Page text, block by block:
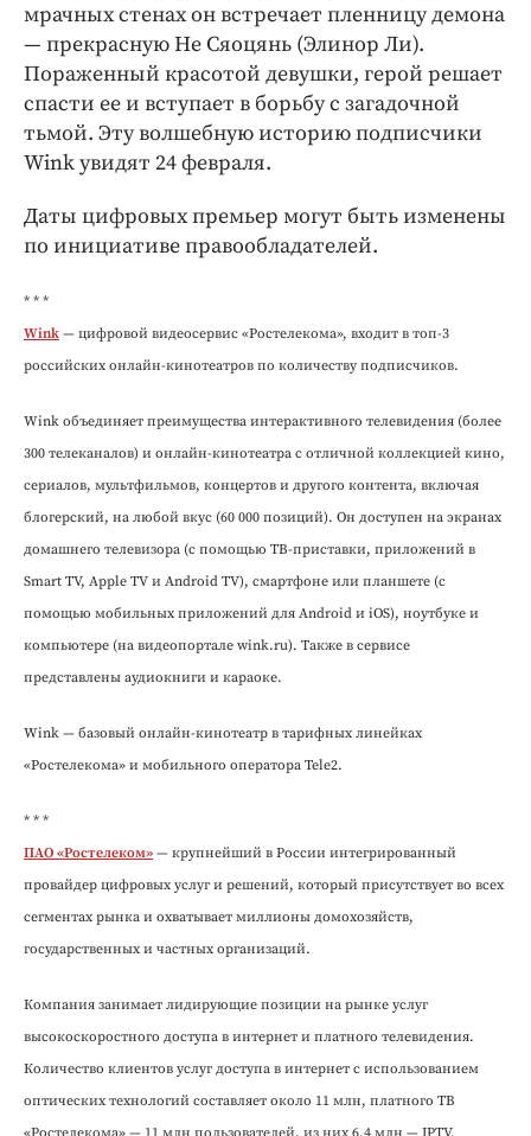
мрачных стенах он встречает пленницу демона
— прекрасную Не Сяоцянь (Элинор Ли).
Пораженный красотой девушки, герой решает
спасти ее и вступает в борьбу с загадочной
тьмой. Эту волшебную историю подписчики
Wink увидят 24 февраля.
Даты цифровых премьер могут быть изменены
по инициативе правообладателей.
* * *
Wink — цифровой видеосервис «Ростелекома», входит в топ-3
российских онлайн-кинотеатров по количеству подписчиков.
Wink объединяет преимущества интерактивного телевидения (более
300 телеканалов) и онлайн-кинотеатра с отличной коллекцией кино,
сериалов, мультфильмов, концертов и другого контента, включая
блогерский, на любой вкус (60 000 позиций). Он доступен на экранах
домашнего телевизора (с помощью ТВ-приставки, приложений в
Smart TV, Apple TV и Android TV), смартфоне или планшете (с
помощью мобильных приложений для Android и iOS), ноутбуке и
компьютере (на видеопортале wink.ru). Также в сервисе
представлены аудиокниги и караоке.
Wink — базовый онлайн-кинотеатр в тарифных линейках
«Ростелекома» и мобильного оператора Tele2.
* * *
ПАО «Ростелеком» — крупнейший в России интегрированный
провайдер цифровых услуг и решений, который присутствует во всех
сегментах рынка и охватывает миллионы домохозяйств,
государственных и частных организаций.
Компания занимает лидирующие позиции на рынке услуг
высокоскоростного доступа в интернет и платного телевидения.
Количество клиентов услуг доступа в интернет с использованием
оптических технологий составляет около 11 млн, платного ТВ